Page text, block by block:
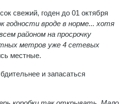
свежий, годен до 01 октября
годности вроде в норме... хотя
районом на просрочку
метров уже 4 сетевых
местные.
и запасаться